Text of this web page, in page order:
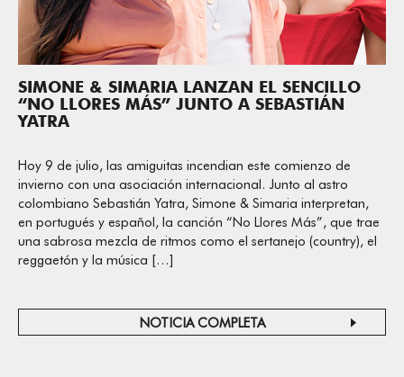
SIMONE & SIMARIA LANZAN EL SENCILLO
“NO LLORES MÁS” JUNTO A SEBASTIÁN
YATRA
Hoy 9 de julio, las amiguitas incendian este comienzo de
invierno con una asociación internacional. Junto al astro
colombiano Sebastián Yatra, Simone & Simaria interpretan,
en portugués y español, la canción “No Llores Más”, que trae
una sabrosa mezcla de ritmos como el sertanejo (country), el
reggaetón y la música […]
NOTICIA COMPLETA